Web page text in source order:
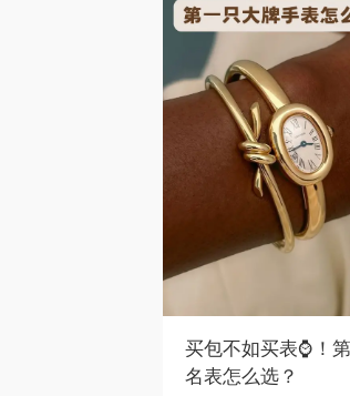
买包不如买表⌚️！
名表怎么选？